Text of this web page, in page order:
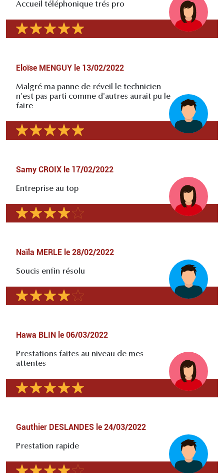
Accueil téléphonique trés pro
Eloïse MENGUY le 13/02/2022
Malgré ma panne de réveil le technicien
n'est pas parti comme d'autres aurait pu le
faire
Samy CROIX le 17/02/2022
Entreprise au top
Naïla MERLE le 28/02/2022
Soucis enfin résolu
Hawa BLIN le 06/03/2022
Prestations faites au niveau de mes
attentes
Gauthier DESLANDES le 24/03/2022
Prestation rapide